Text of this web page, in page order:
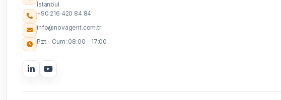
İstanbul
+90 216 420 84 84
info@novagent.com.tr
Pzt - Cum: 08:00 - 17:00